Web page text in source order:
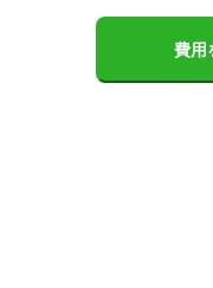
有り(当然ですが)、特に
して横浜にある披露宴会
費用